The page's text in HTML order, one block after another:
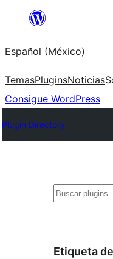
Saltar
contenido
Español (México)
TemasPluginsNoticias
Consigue WordPress
Plugin Directory
Buscar
Etiqueta